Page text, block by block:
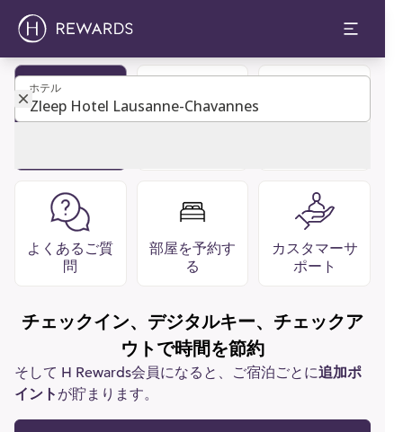
ホテル
ホテル
よくあるご質
問
部屋を予約す
る
カスタマーサ
ポート
チェックイン、デジタルキー、チェックア
ウトで時間を節約
そして H Rewards会員になると、ご宿泊ごとに追加ポ
イントが貯まります。